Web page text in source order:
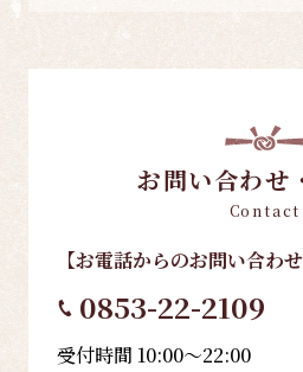
お問い合わせ
Contact
【お電話からのお問い合わ
0853-22-2109
受付時間 10:00～22:00